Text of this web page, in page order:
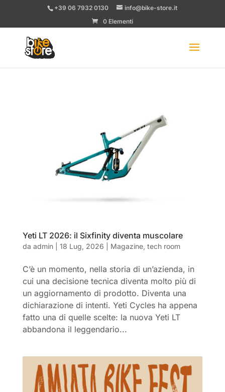
+39 06 7932 0130
info@bike-store.it
0 Elementi
Yeti LT 2026: il Sixfinity diventa muscolare
da admin| 18 Lug, 2026 Magazine, tech room
C’è un momento, nella storia di un’azienda, in
cui una decisione tecnica diventa molto più di
un aggiornamento di prodotto. Diventa una
dichiarazione di intenti. Yeti Cycles ha appena
fatto una di quelle scelte: la nuova Yeti LT
abbandona il leggendario...